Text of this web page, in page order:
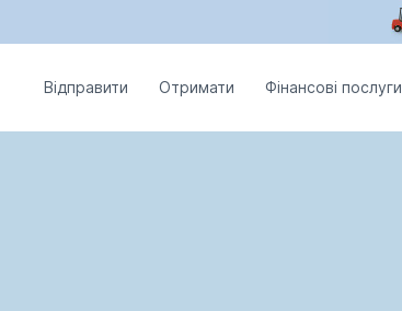
Відправити Отримати Фінансові послуги